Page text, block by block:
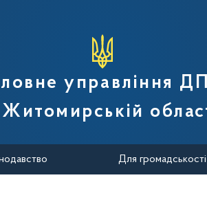
служби
управління
Для громадськості